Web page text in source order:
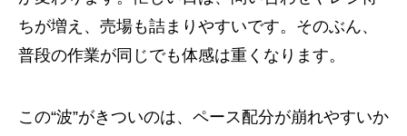
ちが増え、売場も詰まりやすいです。そのぶん、
普段の作業が同じでも体感は重くなります。
この“波”がきついのは、ペース配分が崩れやすいか